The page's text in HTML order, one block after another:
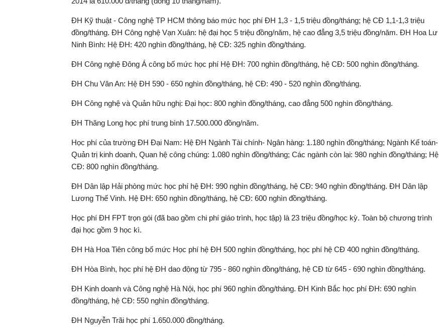
ĐH Kỹ thuật - Công nghệ TP HCM thông báo mức học phí ĐH 1,3 - 1,5 triệu đồng/tháng; hệ CĐ 1,1-1,3 triệu
đồng/tháng. ĐH Công nghệ Vạn Xuân: hệ đại học 5 triệu đồng/năm, hệ cao đẳng 3,5 triệu đồng/năm. ĐH Hoa Lư
Ninh Bình: Hệ ĐH: 420 nghìn đồng/tháng, hệ CĐ: 325 nghìn đồng/tháng.
ĐH Công nghệ Đông Á công bố mức học phí Hệ ĐH: 700 nghìn đồng/tháng, hệ CĐ: 500 nghìn đồng/tháng.
ĐH Chu Văn An: Hệ ĐH 590 - 650 nghìn đồng/tháng, hệ CĐ: 490 - 520 nghìn đồng/tháng.
ĐH Công nghệ và Quản hữu nghị: Đại học: 800 nghìn đồng/tháng, cao đẳng 500 nghìn đồng/tháng.
ĐH Thăng Long học phí trung bình 17.500.000 đồng/năm.
Học phí của trường ĐH Đại Nam: Hệ ĐH Ngành Tài chính- Ngân hàng: 1.180 nghìn đồng/tháng; Ngành Kế toán-
Quản trị kinh doanh, Quan hệ công chúng: 1.080 nghìn đồng/tháng; Các ngành còn lại: 980 nghìn đồng/tháng; Hệ
CĐ: 800 nghìn đồng/tháng.
ĐH Dân lập Hải phòng mức học phí hệ ĐH: 990 nghìn đồng/tháng, hệ CĐ: 940 nghìn đồng/tháng. ĐH Dân lập
Lương Thế Vinh. Hệ ĐH: 650 nghìn đồng/tháng, hệ CĐ: 600 nghìn đồng/tháng.
Học phí ĐH FPT trọn gói (đã bao gồm chi phí giáo trình, học tập) là 23 triệu đồng/học kỳ. Toàn bộ chương trình
đại học gồm 9 học kì.
ĐH Hà Hoa Tiên công bố mức Học phí hệ ĐH 500 nghìn đồng/tháng, học phí hệ CĐ 400 nghìn đồng/tháng.
ĐH Hòa Bình, học phí hệ ĐH dao động từ 795 - 860 nghìn đồng/tháng, hệ CĐ từ 645 - 690 nghìn đồng/tháng.
ĐH Kinh doanh và Công nghệ Hà Nội, học phí 960 nghìn đồng/tháng. ĐH Kinh Bắc học phí ĐH: 690 nghìn
đồng/tháng, hệ CĐ: 550 nghìn đồng/tháng.
ĐH Nguyễn Trãi học phí 1.650.000 đồng/tháng.